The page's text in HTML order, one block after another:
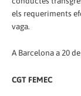
els requeriments
vaga.
A Barcelona a 20
CGT FEMEC